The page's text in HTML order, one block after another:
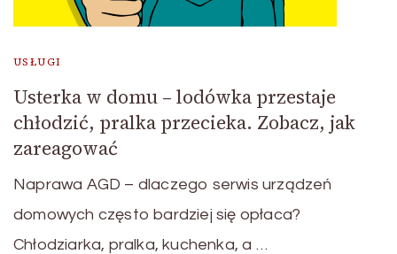
USŁUGI
Usterka w domu – lodówka przestaje
chłodzić, pralka przecieka. Zobacz, jak
zareagować
Naprawa AGD – dlaczego serwis urządzeń
domowych często bardziej się opłaca?
Chłodziarka, pralka, kuchenka, a …